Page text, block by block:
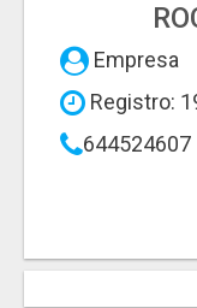
Empresa
Registro:
644524607